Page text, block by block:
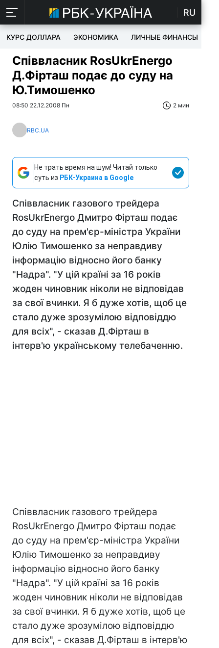
RU
КУРС ДОЛЛАРА ЭКОНОМИКА ЛИЧНЫЕ ФИНАНСЫ
Співвласник RosUkrEnergo
Д.Фірташ подає до суду на
Ю.Тимошенко
08:50 22.12.2008 Пн 2 мин
RBC.UA
Не трать время на шум! Читай только
суть из РБК-Украина в Google
Співвласник газового трейдера
RosUkrEnergo Дмитро Фірташ подає
до суду на прем'єр-міністра України
Юлію Тимошенко за неправдиву
інформацію відносно його банку
"Надра". "У цій країні за 16 років
жоден чиновник ніколи не відповідав
за свої вчинки. Я б дуже хотів, щоб це
стало дуже зрозумілою відповіддю
для всіх", - сказав Д.Фірташ в
інтерв'ю українському телебаченню.
Співвласник газового трейдера
RosUkrEnergo Дмитро Фірташ подає
до суду на прем'єр-міністра України
Юлію Тимошенко за неправдиву
інформацію відносно його банку
"Надра". "У цій країні за 16 років
жоден чиновник ніколи не відповідав
за свої вчинки. Я б дуже хотів, щоб це
стало дуже зрозумілою відповіддю
для всіх", - сказав Д.Фірташ в інтерв'ю